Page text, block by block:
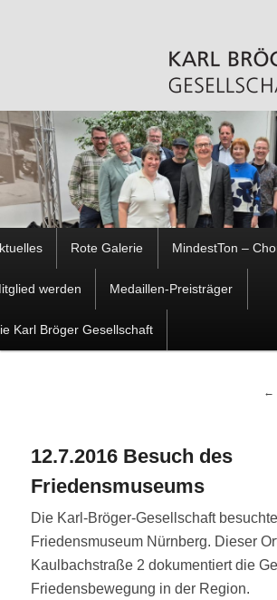
Zum
wechseln
Zum
Inhalt
Rote Galerie MindestTon –
werden Medaillen-Preisträger
Karl Bröger Gesellschaft
←
12.7.2016 Besuch des
Friedensmuseums
Die Karl-Bröger-Gesellschaft
Friedensmuseum Nürnberg. Dieser
Kaulbachstraße 2 dokumentiert die
Friedensbewegung in der Region.